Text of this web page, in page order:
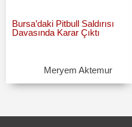
Bursa’daki Pitbull Saldırısı
Davasında Karar Çıktı
Meryem Aktemur